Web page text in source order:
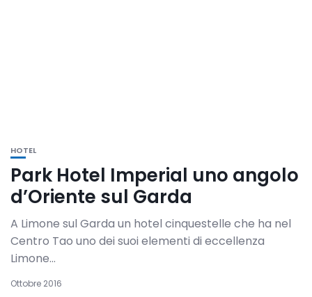
HOTEL
Park Hotel Imperial uno angolo
d’Oriente sul Garda
A Limone sul Garda un hotel cinquestelle che ha nel
Centro Tao uno dei suoi elementi di eccellenza
Limone...
Ottobre 2016